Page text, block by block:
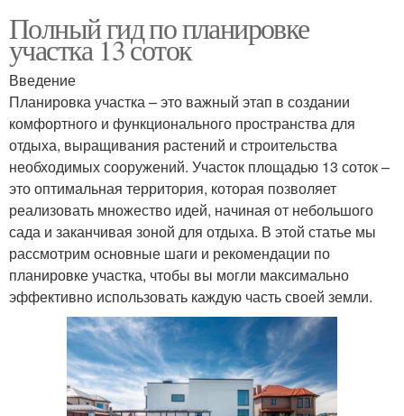
Полный гид по планировке
участка 13 соток
Введение
Планировка участка – это важный этап в создании
комфортного и функционального пространства для
отдыха, выращивания растений и строительства
необходимых сооружений. Участок площадью 13 соток –
это оптимальная территория, которая позволяет
реализовать множество идей, начиная от небольшого
сада и заканчивая зоной для отдыха. В этой статье мы
рассмотрим основные шаги и рекомендации по
планировке участка, чтобы вы могли максимально
эффективно использовать каждую часть своей земли.